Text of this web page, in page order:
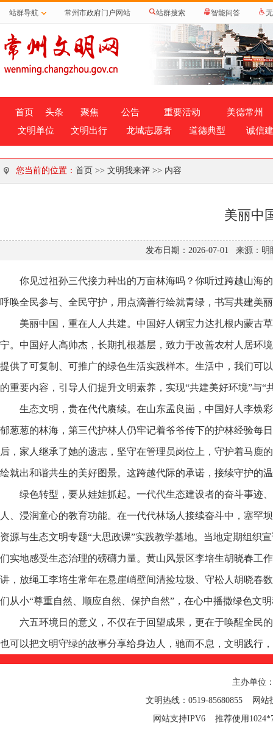
站群导航 常州市政府门户网站 站群搜索 智能问答
首页 头条 聚焦 公告 重要活动
美德常州
文明单位
文明出行 龙城志愿者 道德典型 诚信
您当前的位置： 首页 >> 文明我来评 >> 内容
美丽中
发布日期：2026-07-01 来源：
你见过祖孙三代接力种出的万亩林海吗？你听过跨越山海
呼唤全民参与、全民守护，用点滴善行绘就青绿，书写共建美
美丽中国，重在人人共建。中国好人钢宝力达扎根内蒙古
宁。中国好人高帅杰，长期扎根基层，致力于改善农村人居环
提供了可复制、可推广的绿色生活实践样本。生活中，我们可
的重要内容，引导人们提升文明素养，实现“共建美好环境”与
生态文明，贵在代代赓续。在山东孟良崮，中国好人李焕
郁葱葱的林海，第三代护林人仍牢记着爷爷传下的护林经验每
后，家人继承了她的遗志，坚守在管理员岗位上，守护着马鹿
绘就出和谐共生的美好图景。这跨越代际的承诺，接续守护的
绿色转型，要从娃娃抓起。一代代生态建设者的奋斗事迹
人、浸润童心的教育功能。在一代代林场人接续奋斗中，塞罕
资源与生态文明专题“大思政课”实践教学基地。当地定期组织
们实地感受生态治理的磅礴力量。黄山风景区李培生胡晓春工
讲，放绳工李培生常年在悬崖峭壁间清捡垃圾、守松人胡晓春
们从小“尊重自然、顺应自然、保护自然”，在心中播撒绿色文
六五环境日的意义，不仅在于回望成果，更在于唤醒全
也可以把文明守绿的故事分享给身边人，驰而不息，文明践行
主办单位
文明热线：0519-85680855 网站
网站支持IPV6 推荐使用